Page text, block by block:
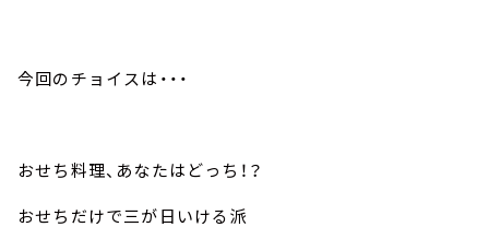
今回のチョイスは・・・
おせち料理、あなたはどっち！？
おせちだけで三が日いける派